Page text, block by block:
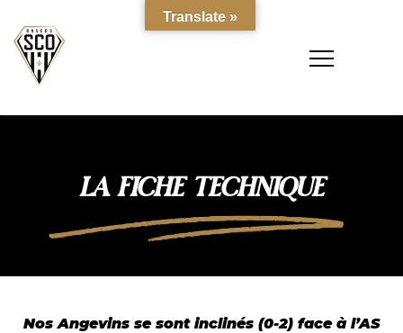
LA FICHE TECHNIQUE
Nos Angevins se sont inclinés (0-2) face à l’AS
Translate »